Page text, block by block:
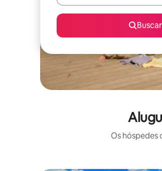
Buscar
Os